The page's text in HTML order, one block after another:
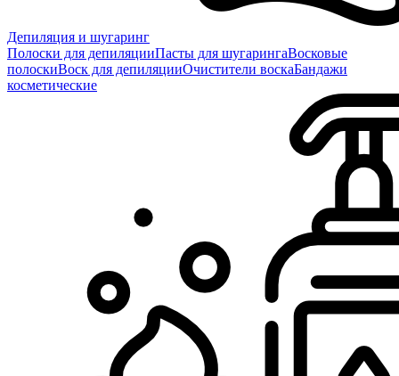
Депиляция и шугаринг
Полоски для депиляцииПасты для шугарингаВосковые
полоскиВоск для депиляцииОчистители воскаБандажи
косметические